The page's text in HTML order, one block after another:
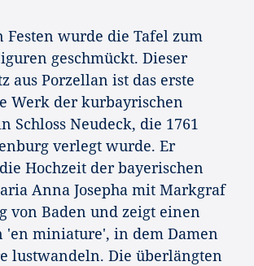
Festen wurde die Tafel zum
geschmückt. Dieser
aus Porzellan ist das erste
Werk der kurbayrischen
Schloss Neudeck, die 1761
verlegt wurde. Er
Hochzeit der bayerischen
Anna Josepha mit Markgraf
von Baden und zeigt einen
'en miniature', in dem Damen
lustwandeln. Die überlängten